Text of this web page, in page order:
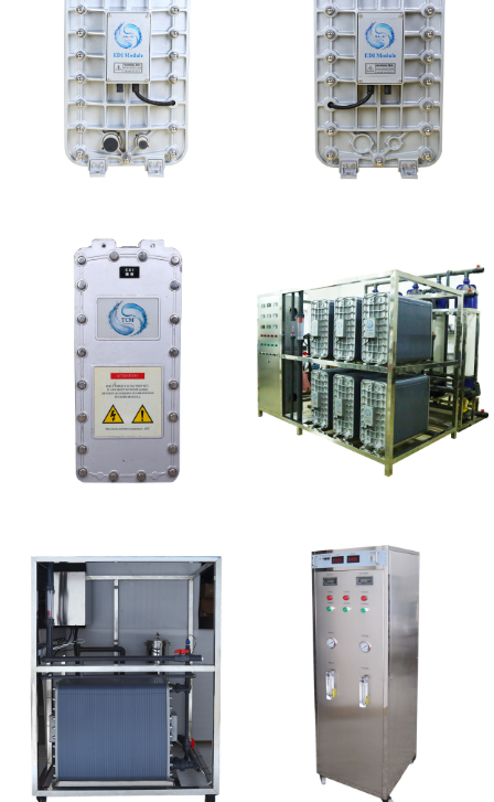
MK-TC50 EDI设备 MK-TC100 EDI设备
EDI超纯水处理设备 MK-TC50 EDI模块
坎普尔EDI膜堆维修 EDI设备维修